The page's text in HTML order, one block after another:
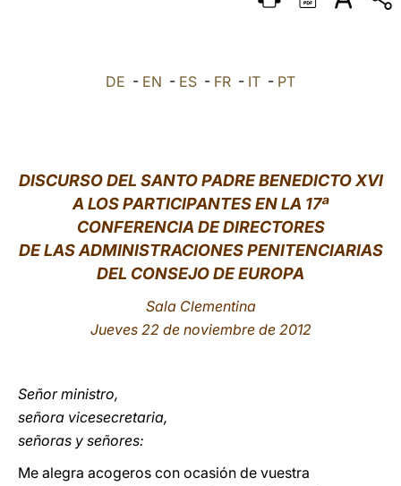
DEUTSCH
العربيّة DE - EN - ES - FR - IT - PT
DISCURSO DEL SANTO PADRE BENEDICTO XVI
A LOS PARTICIPANTES EN LA 17ª
CONFERENCIA DE DIRECTORES
DE LAS ADMINISTRACIONES PENITENCIARIAS
DEL CONSEJO DE EUROPA
Sala Clementina
Jueves 22 de noviembre de 2012
Señor ministro,
señora vicesecretaria,
señoras y señores:
Me alegra acogeros con ocasión de vuestra